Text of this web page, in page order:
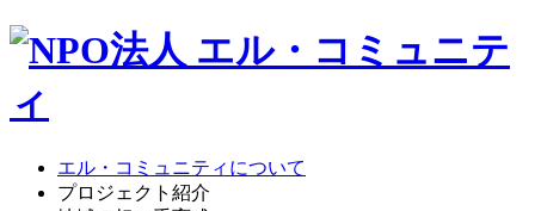
エル・コミュニティについて
プロジェクト紹介